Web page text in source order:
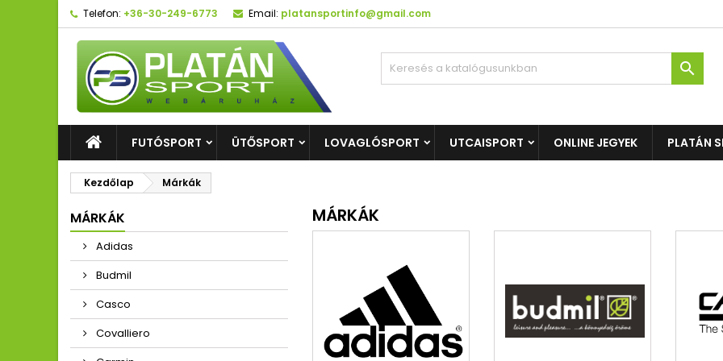
Telefon: +36-30-249-6773 Email: platansportinfo@gmail.com

FUTÓSPORT ÜTŐSPORT LOVAGLÓSPORT UTCAISPORT ONLINE JEGYEK PLATÁN
Kezdőlap Márkák
MÁRKÁK
Adidas
Budmil
Casco
Covalliero
MÁRKÁK